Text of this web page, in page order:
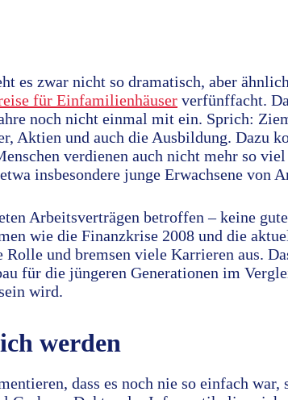
es zwar nicht so dramatisch, aber
für Einfamilienhäuser verfünffacht.
noch nicht einmal mit ein. Sprich:
Aktien und auch die Ausbildung. Dazu
verdienen auch nicht mehr so
insbesondere junge Erwachsene von
Arbeitsverträgen betroffen – keine
wie die Finanzkrise 2008 und die
und bremsen viele Karrieren aus.
für die jüngeren Generationen im
wird.
werden
dass es noch nie so einfach war,